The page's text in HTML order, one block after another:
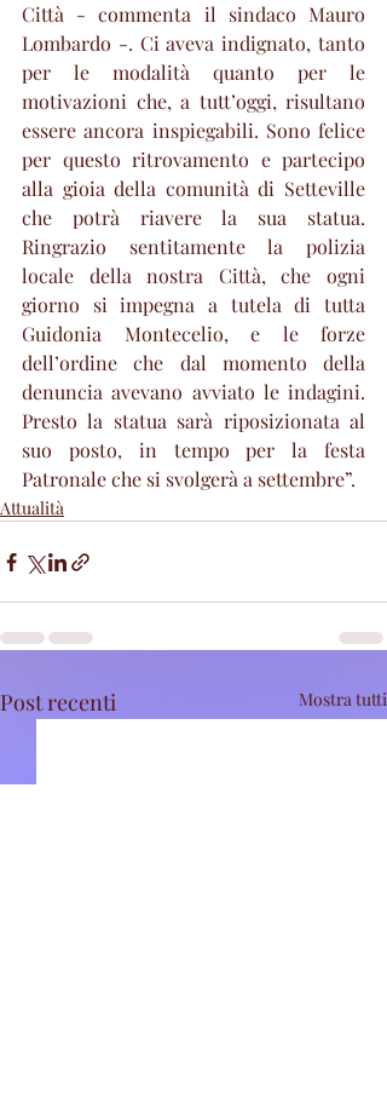
Città - commenta il sindaco Mauro
Lombardo -. Ci aveva indignato, tanto
per le modalità quanto per le
motivazioni che, a tutt’oggi, risultano
essere ancora inspiegabili. Sono felice
per questo ritrovamento e partecipo
alla gioia della comunità di Setteville
che potrà riavere la sua statua.
Ringrazio sentitamente la polizia
locale della nostra Città, che ogni
giorno si impegna a tutela di tutta
Guidonia Montecelio, e le forze
dell’ordine che dal momento della
denuncia avevano avviato le indagini.
Presto la statua sarà riposizionata al
suo posto, in tempo per la festa
Patronale che si svolgerà a settembre”.
Attualità
Post recenti Mostra tutti